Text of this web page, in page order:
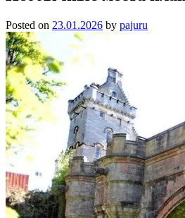
Posted on 23.01.2026 by pajuru